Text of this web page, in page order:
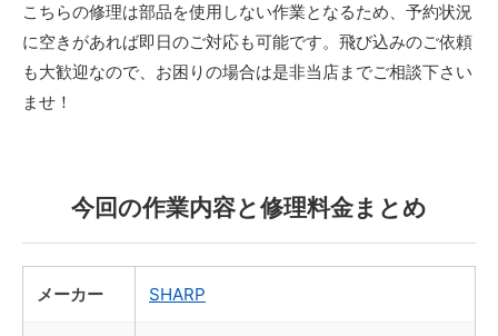
こちらの修理は部品を使用しない作業となるため、予約状況
に空きがあれば即日のご対応も可能です。飛び込みのご依頼
も大歓迎なので、お困りの場合は是非当店までご相談下さい
ませ！
今回の作業内容と修理料金まとめ
メーカー SHARP